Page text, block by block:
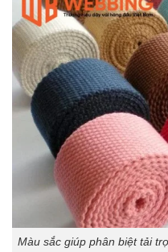
Màu sắc giúp phân biệt tải